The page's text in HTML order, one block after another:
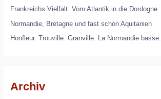
Frankreichs Vielfalt. Vom Atlantik in die Dordogne
Normandie, Bretagne und fast schon Aquitanien
Honfleur. Trouville. Granville. La Normandie basse.
Archiv